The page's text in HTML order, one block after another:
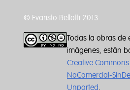
© Evaristo Bellotti 2013
Todas la obras de
imágenes, están
Creative
NoComercial-
Unported.